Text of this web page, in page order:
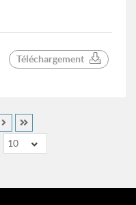
Téléchargement
10